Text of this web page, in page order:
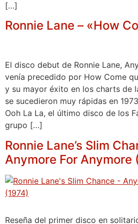
[…]
Ronnie Lane – «How
El disco debut de Ronnie Lane,
venía precedido por How Come
y su mayor éxito en los charts de
se sucedieron muy rápidas en
Ooh La La, el último disco de los
grupo […]
Ronnie Lane’s Slim
Anymore For Anymore
Reseña del primer disco en